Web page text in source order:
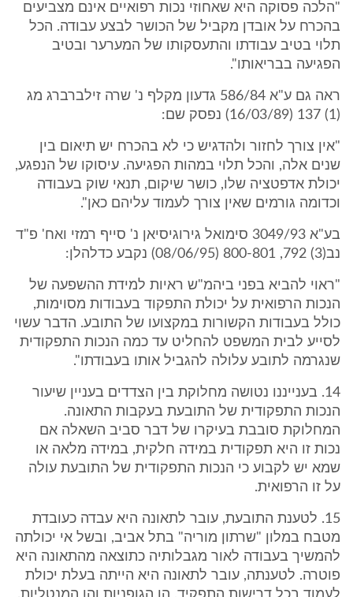
"הלכה פסוקה היא שאחוזי נכות רפואיים אינם מצביעים
בהכרח על אובדן מקביל של הכושר לבצע עבודה. הכל
תלוי בטיב עבודתו והתעסקותו של המערער ובטיב
הפגיעה בבריאותו".
ראה גם ע"א 586/84 גדעון מקלף נ' שרה זילברברג מג
(1) 137 (16/03/89) נפסק שם:
"אין צורך לחזור ולהדגיש כי לא בהכרח יש תיאום בין
שנים אלה, והכל תלוי במהות הפגיעה. עיסוקו של הנפגע,
יכולת אדפטציה שלו, כושר שיקום, תנאי שוק בעבודה
וכדומה גורמים שאין צורך לעמוד עליהם כאן".
בע"א 3049/93 סימואל גירוגיסיאן נ' סייף רמזי ואח' פ"ד
נב(3) 792, 800-801 (08/06/95) נקבע כדלהלן:
"ראוי להביא בפני ביהמ"ש ראיות למידת ההשפעה של
הנכות הרפואית על יכולת התפקוד בעבודות מסוימות,
כולל בעבודות הקשורות במקצועו של התובע. הדבר עשוי
לסייע לבית המשפט להחליט עד כמה הנכות התפקודית
שנגרמה לתובע עלולה להגביל אותו בעבודתו".
14. בענייננו נטושה מחלוקת בין הצדדים בעניין שיעור
הנכות התפקודית של התובעת בעקבות התאונה.
המחלוקת סובבת בעיקרו של דבר סביב השאלה אם
נכות זו היא תפקודית במידה חלקית, במידה מלאה או
שמא יש לקבוע כי הנכות התפקודית של התובעת עולה
על זו הרפואית.
15. לטענת התובעת, עובר לתאונה היא עבדה כעובדת
מטבח במלון "שרתון מוריה" בתל אביב, ובשל אי יכולתה
להמשיך בעבודה לאור מגבלותיה כתוצאה מהתאונה היא
פוטרה. לטענתה, עובר לתאונה היא הייתה בעלת יכולת